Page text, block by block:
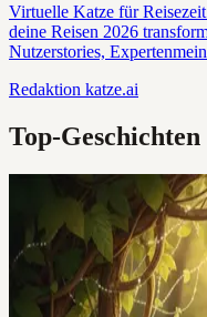
Virtuelle Katze für
deine Reisen 2026
Nutzerstories,
Redaktion katze.ai
Top-Geschichten